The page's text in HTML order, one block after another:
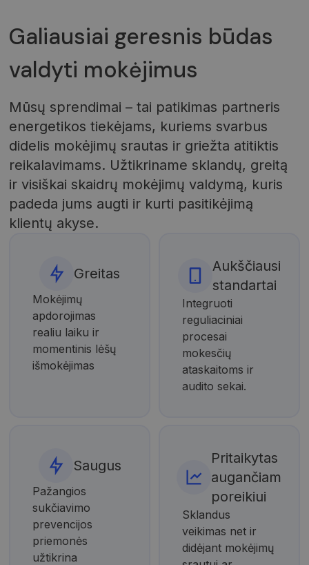
Galiausiai geresnis būdas
valdyti mokėjimus
Mūsų sprendimai – tai patikimas partneris
energetikos tiekėjams, kuriems svarbus
didelis mokėjimų srautas ir griežta atitiktis
reikalavimams. Užtikriname sklandų, greitą
ir visiškai skaidrų mokėjimų valdymą, kuris
padeda jums augti ir kurti pasitikėjimą
klientų akyse.
Greitas
Mokėjimų
apdorojimas
realiu laiku ir
momentinis lėšų
išmokėjimas
Aukščiausi
standartai
Integruoti
reguliaciniai
procesai
mokesčių
ataskaitoms ir
audito sekai.
Saugus
Pažangios
sukčiavimo
prevencijos
priemonės
užtikrina
Pritaikytas
augančiam
poreikiui
Sklandus
veikimas net ir
didėjant mokėjimų